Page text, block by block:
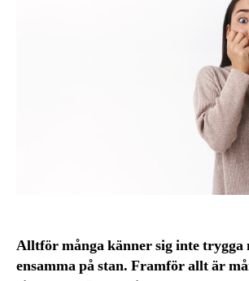
Alltför många känner sig inte trygga
ensamma på stan. Framför allt är